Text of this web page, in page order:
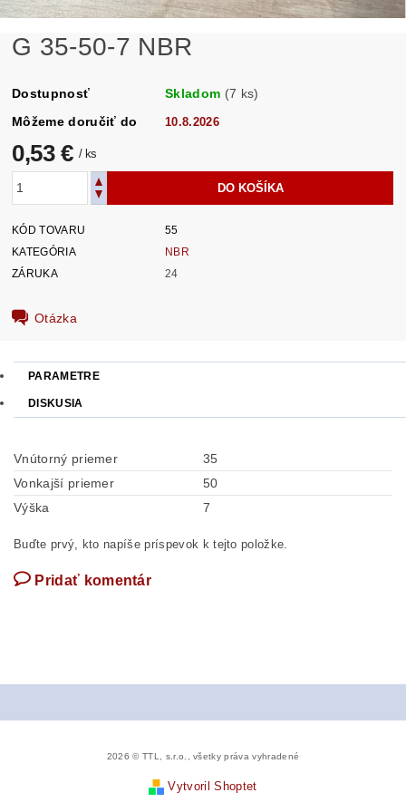
G 35-50-7 NBR
Dostupnosť Skladom (7 ks)
Môžeme doručiť do
10.8.2026
0,53 € / ks
KÓD TOVARU
55
KATEGÓRIA
NBR
ZÁRUKA
24
Otázka
PARAMETRE
DISKUSIA
Vnútorný priemer
35
Vonkajší priemer
50
Výška
7
Buďte prvý, kto napíše príspevok k tejto položke.
Pridať komentár
2026 © TTL, s.r.o., všetky práva vyhradené
Vytvoril Shoptet